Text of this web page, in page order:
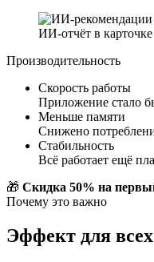
ИИ-отчёт в
Производительность
Скорость работы
Приложение стало
Меньше памяти
Снижено
Стабильность
Всё работает ещё
🎁 Скидка 50% на
Почему это важно
Эффект для всех